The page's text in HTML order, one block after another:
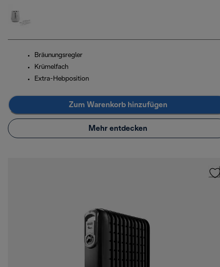
Bräunungsregler
Krümelfach
Extra-Hebposition
Zum Warenkorb hinzufügen
Mehr entdecken